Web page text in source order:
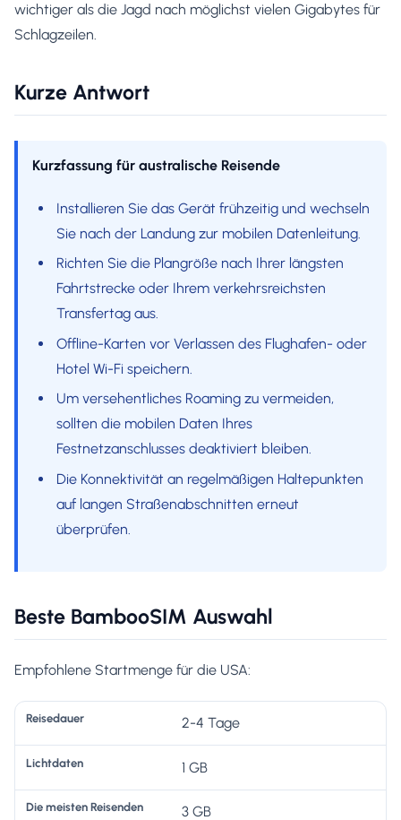
wichtiger als die Jagd nach möglichst vielen Gigabytes für
Schlagzeilen.
Kurze Antwort
Kurzfassung für australische Reisende
Installieren Sie das Gerät frühzeitig und wechseln
Sie nach der Landung zur mobilen Datenleitung.
Richten Sie die Plangröße nach Ihrer längsten
Fahrtstrecke oder Ihrem verkehrsreichsten
Transfertag aus.
Offline-Karten vor Verlassen des Flughafen- oder
Hotel Wi-Fi speichern.
Um versehentliches Roaming zu vermeiden,
sollten die mobilen Daten Ihres
Festnetzanschlusses deaktiviert bleiben.
Die Konnektivität an regelmäßigen Haltepunkten
auf langen Straßenabschnitten erneut
überprüfen.
Beste BambooSIM Auswahl
Empfohlene Startmenge für die USA:
m
2-4 Tage
1 GB
3 GB